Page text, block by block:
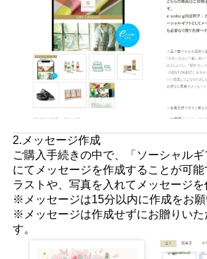
2.メッセージ作成
ご購入手続きの中で、「ソーシャルギ
にてメッセージを作成することが可能
ラストや、写真を入れてメッセージを
※メッセージは15分以内に作成をお願
※メッセージは作成せずにお贈りいた
す。